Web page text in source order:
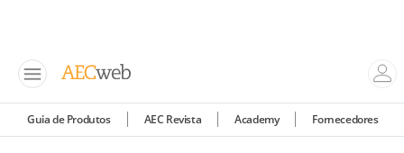
Guia de Produtos AEC Revista Academy Fornecedores